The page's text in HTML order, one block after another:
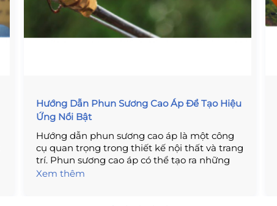
Hướng Dẫn Phun Sương Cao Áp Để Tạo Hiệu
Ứng Nổi Bật
Hướng dẫn phun sương cao áp là một công
cụ quan trọng trong thiết kế nội thất và trang
trí. Phun sương cao áp có thể tạo ra những
hiệu ứng nổi bật và tạo nên một không gian
Xem thêm